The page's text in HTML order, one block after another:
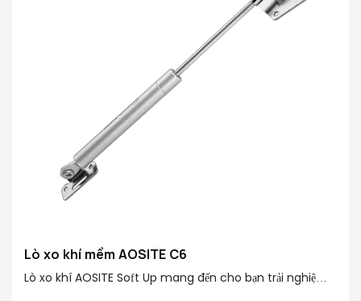
Lò xo khí mềm AOSITE C6
Lò xo khí AOSITE Soft Up mang đến cho bạn trải nghiệm